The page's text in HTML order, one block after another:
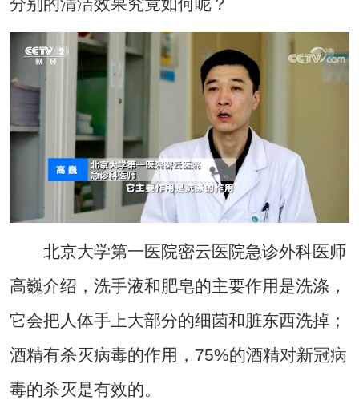
分别的清洁效果究竟如何呢？
北京大学第一医院密云医院急诊外科医师
高巍介绍，洗手液和肥皂的主要作用是洗涤，
它会把人体手上大部分的细菌和脏东西洗掉；
酒精有杀灭病毒的作用，75%的酒精对新冠病
毒的杀灭是有效的。